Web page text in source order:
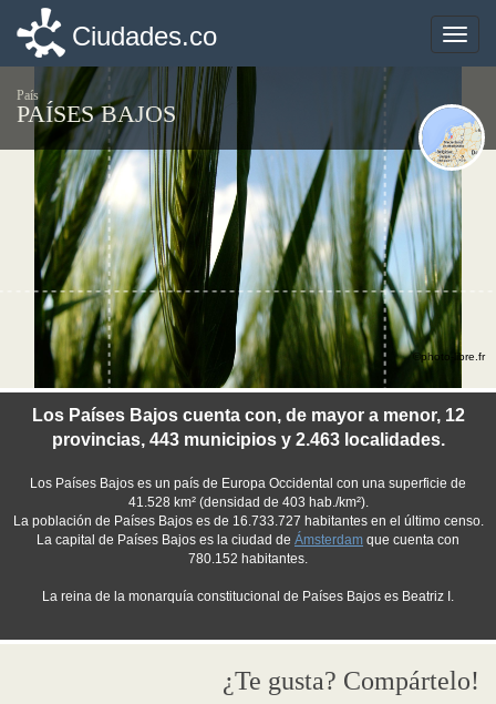
Toggle
Ciudades.co
País
PAÍSES BAJOS
Los Países Bajos cuenta con, de mayor a menor, 12
provincias, 443 municipios y 2.463 localidades.
Los Países Bajos es un país de Europa Occidental con una superficie de
41.528 km² (densidad de 403 hab./km²).
La población de Países Bajos es de 16.733.727 habitantes en el último censo.
La capital de Países Bajos es la ciudad de Ámsterdam que cuenta con
780.152 habitantes.
La reina de la monarquía constitucional de Países Bajos es Beatriz I.
©photo-libre.fr
¿Te gusta? Compártelo!
Toggle
Ciudades.co